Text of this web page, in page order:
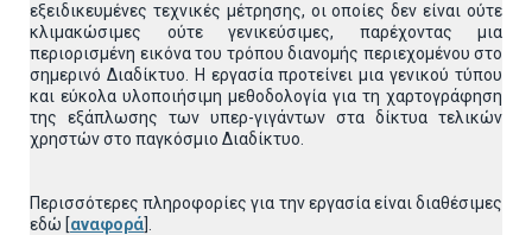
εξειδικευμένες τεχνικές μέτρησης, οι οποίες δεν είναι ούτε
κλιμακώσιμες ούτε γενικεύσιμες, παρέχοντας μια
περιορισμένη εικόνα του τρόπου διανομής περιεχομένου στο
σημερινό Διαδίκτυο. Η εργασία προτείνει μια γενικού τύπου
και εύκολα υλοποιήσιμη μεθοδολογία για τη χαρτογράφηση
της εξάπλωσης των υπερ-γιγάντων στα δίκτυα τελικών
χρηστών στο παγκόσμιο Διαδίκτυο.
Περισσότερες πληροφορίες για την εργασία είναι διαθέσιμες
εδώ [αναφορά